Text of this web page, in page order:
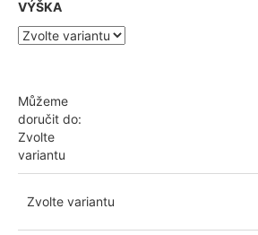
VÝŠKA
Můžeme
doručit do:
Zvolte
variantu
Zvolte variantu
o
p
o
u
č
u
j
e
m